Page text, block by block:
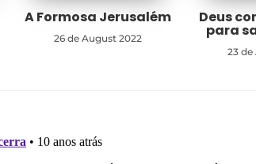
A Formosa Jerusalém
26 de August 2022
Deus
para
23 de